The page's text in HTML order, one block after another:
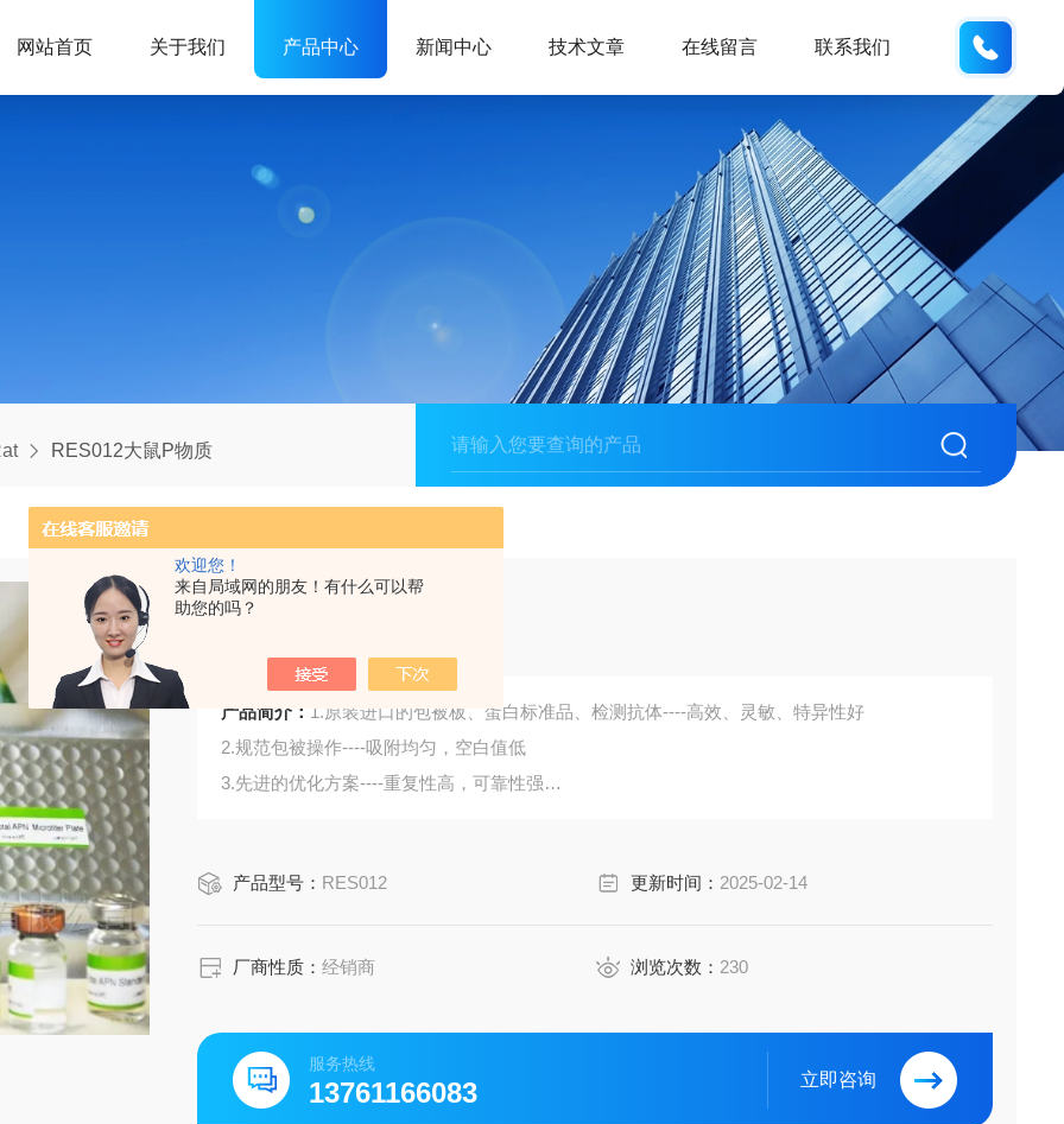
欢迎您！
来自局域网的朋友！有什么可以帮
助您的吗？
网站首页 关于我们 产品中心 新闻中心 技术文章 在线留言 联系我们
RES012大鼠P物质
产品简介： 1.原装进口的包被板、蛋白标准品、检测抗体----高效、灵敏、特异性好
2.规范包被操作----吸附均匀，空白值低
3.先进的优化方案----重复性高，可靠性强
6.检测指标齐全：炎症因子、血管生成素、动脉粥样硬化因子、趋化因子、生长因子、基质金属
395.购买Bogoo ELISA试剂盒可以免费代测。
产品型号： RES012 更新时间： 2025-02-14
厂商性质：经销商 浏览次数： 230
服务热线
13761166083 立即咨询